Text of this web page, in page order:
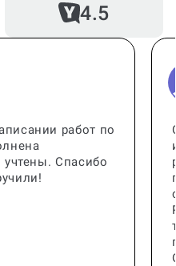
4.5
работ по
учтены. Спасибо